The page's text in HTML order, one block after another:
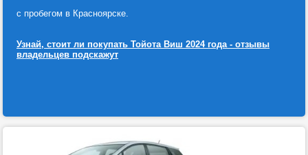
с пробегом в Красноярске.
Узнай, стоит ли покупать Тойота Виш 2024 года - отзывы
владельцев подскажут